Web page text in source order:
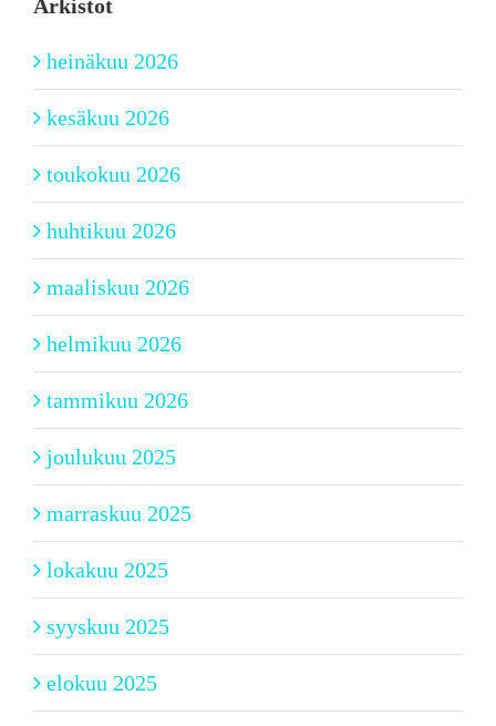
Arkistot
heinäkuu 2026
kesäkuu 2026
toukokuu 2026
huhtikuu 2026
maaliskuu 2026
helmikuu 2026
tammikuu 2026
joulukuu 2025
marraskuu 2025
lokakuu 2025
syyskuu 2025
elokuu 2025